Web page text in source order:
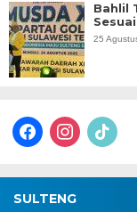
Bahlil
25
facebookinstagram
tiktok
SULTENG